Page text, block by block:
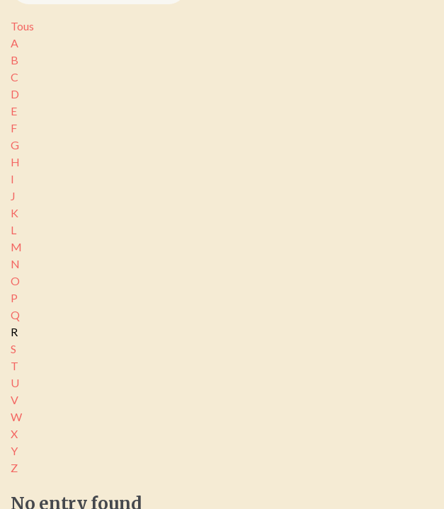
Tous
A
B
C
D
E
F
G
H
I
J
K
L
M
N
O
P
Q
R
S
T
U
V
W
X
Y
Z
No entry found